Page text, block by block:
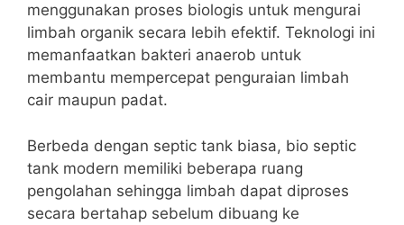
menggunakan proses biologis untuk mengurai
limbah organik secara lebih efektif. Teknologi ini
memanfaatkan bakteri anaerob untuk
membantu mempercepat penguraian limbah
cair maupun padat.
Berbeda dengan septic tank biasa, bio septic
tank modern memiliki beberapa ruang
pengolahan sehingga limbah dapat diproses
secara bertahap sebelum dibuang ke